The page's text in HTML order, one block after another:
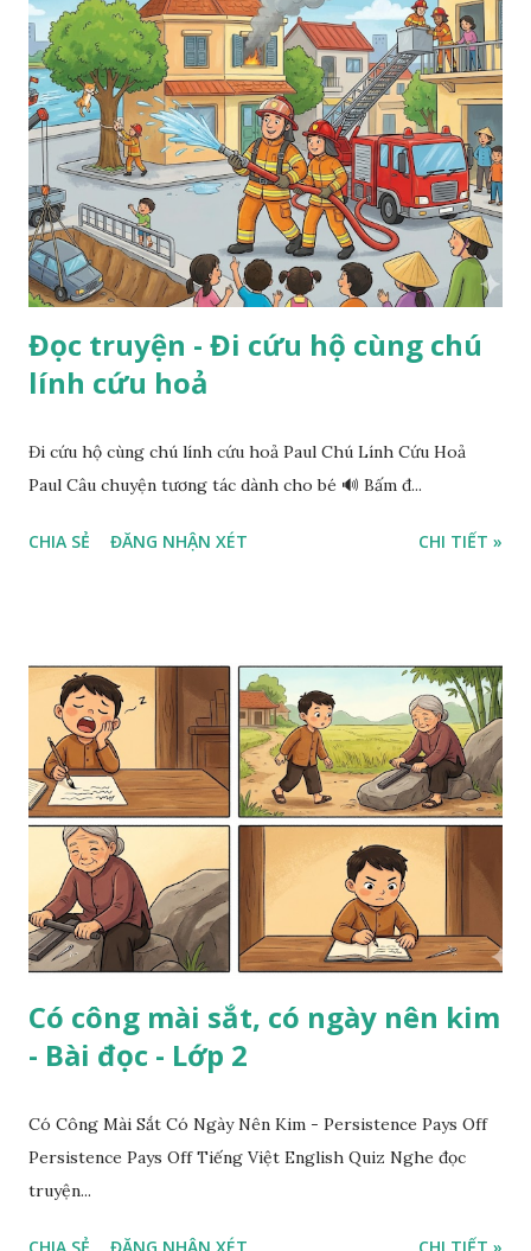
Đọc truyện - Đi cứu hộ cùng chú
lính cứu hoả
Đi cứu hộ cùng chú lính cứu hoả Paul Chú Lính Cứu Hoả
Paul Câu chuyện tương tác dành cho bé 🔊 Bấm đ...
CHIA SẺ ĐĂNG NHẬN XÉT CHI TIẾT »
Có công mài sắt, có ngày nên kim
- Bài đọc - Lớp 2
Có Công Mài Sắt Có Ngày Nên Kim - Persistence Pays Off
Persistence Pays Off Tiếng Việt English Quiz Nghe đọc
truyện...